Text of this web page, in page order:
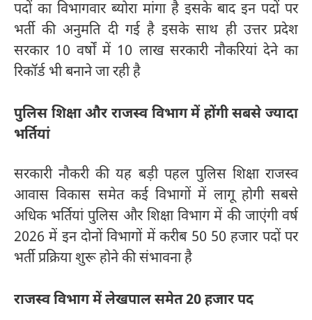
पदों का विभागवार ब्योरा मांगा है इसके बाद इन पदों पर
भर्ती की अनुमति दी गई है इसके साथ ही उत्तर प्रदेश
सरकार 10 वर्षों में 10 लाख सरकारी नौकरियां देने का
रिकॉर्ड भी बनाने जा रही है
पुलिस शिक्षा और राजस्व विभाग में होंगी सबसे ज्यादा
भर्तियां
सरकारी नौकरी की यह बड़ी पहल पुलिस शिक्षा राजस्व
आवास विकास समेत कई विभागों में लागू होगी सबसे
अधिक भर्तियां पुलिस और शिक्षा विभाग में की जाएंगी वर्ष
2026 में इन दोनों विभागों में करीब 50 50 हजार पदों पर
भर्ती प्रक्रिया शुरू होने की संभावना है
राजस्व विभाग में लेखपाल समेत 20 हजार पद